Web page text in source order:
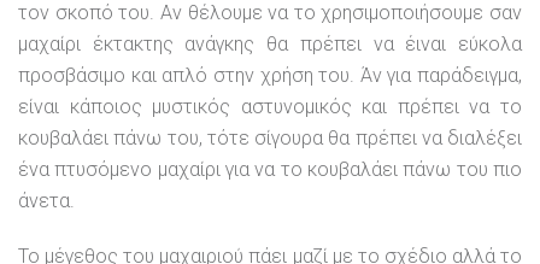
τον σκοπό του. Αν θέλουμε να το χρησιμοποιήσουμε σαν
μαχαίρι έκτακτης ανάγκης θα πρέπει να έιναι εύκολα
προσβάσιμο και απλό στην χρήση του. Άν για παράδειγμα,
είναι κάποιος μυστικός αστυνομικός και πρέπει να το
κουβαλάει πάνω του, τότε σίγουρα θα πρέπει να διαλέξει
ένα πτυσόμενο μαχαίρι για να το κουβαλάει πάνω του πιο
άνετα.
Το μέγεθος του μαχαιριού πάει μαζί με το σχέδιο αλλά το